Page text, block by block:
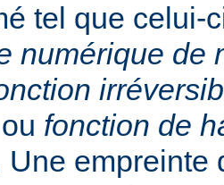
tel que celui-
numérique de
fonction de
Une empreinte